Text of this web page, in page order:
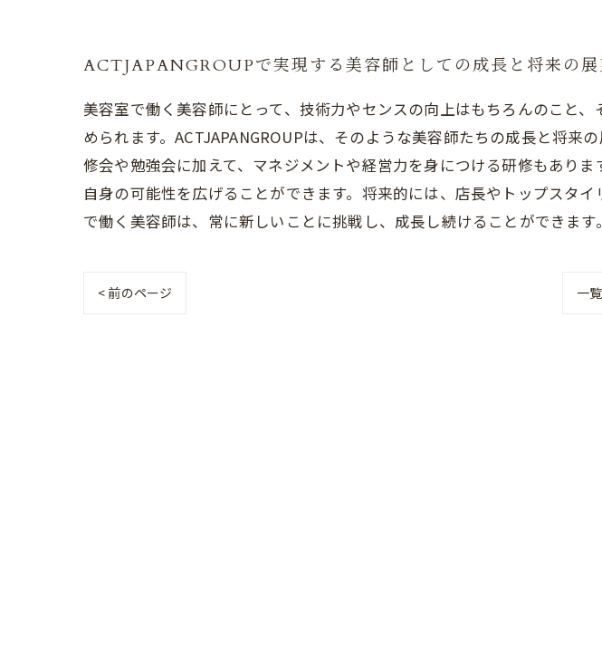
ACTJAPANGROUPで実現する美容師としての成長と将来の展
美容室で働く美容師にとって、技術力やセンスの向上はもちろんのこと
められます。ACTJAPANGROUPは、そのような美容師たちの成長と将
修会や勉強会に加えて、マネジメントや経営力を身につける研修もあり
自身の可能性を広げることができます。将来的には、店長やトップスタ
で働く美容師は、常に新しいことに挑戦し、成長し続けることができます。
< 前のページ 一